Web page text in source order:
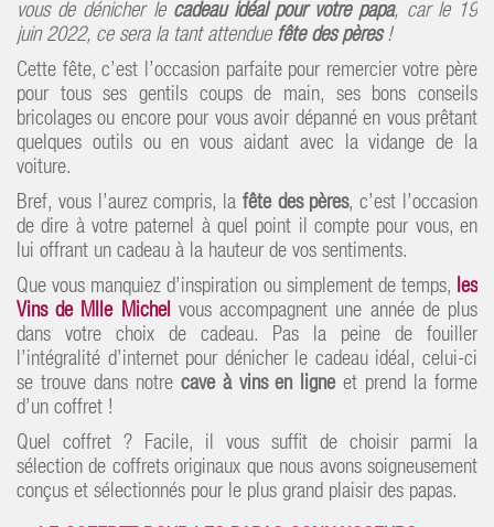
vous de dénicher le cadeau idéal pour votre papa, car le 19
juin 2022, ce sera la tant attendue fête des pères!
Cette fête, c’est l’occasion parfaite pour remercier votre père
pour tous ses gentils coups de main, ses bons conseils
bricolages ou encore pour vous avoir dépanné en vous prêtant
quelques outils ou en vous aidant avec la vidange de la
voiture.
Bref, vous l’aurez compris, la fête des pères, c’est l’occasion
de dire à votre paternel à quel point il compte pour vous, en
lui offrant un cadeau à la hauteur de vos sentiments.
Que vous manquiez d’inspiration ou simplement de temps, les
Vins de Mlle Michel vous accompagnent une année de plus
dans votre choix de cadeau. Pas la peine de fouiller
l’intégralité d’internet pour dénicher le cadeau idéal, celui-ci
se trouve dans notre cave à vins en ligneet prend la forme
d’un coffret !
Quel coffret ? Facile, il vous suffit de choisir parmi la
sélection de coffrets originaux que nous avons soigneusement
conçus et sélectionnés pour le plus grand plaisir des papas.